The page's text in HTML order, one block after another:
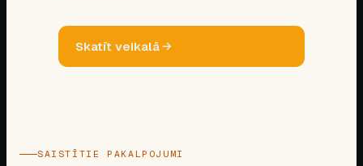
Skatīt veikalā
SAISTĪTIE PAKALPOJUMI